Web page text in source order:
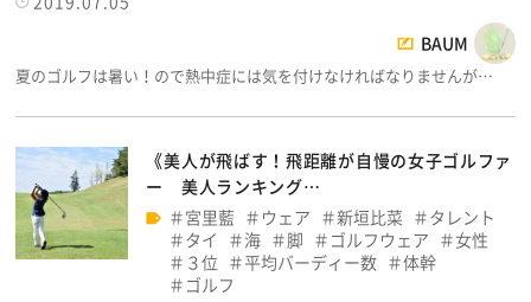
BAUM
夏のゴルフは暑い！ので熱中症には気を付けなければなりませんが…
《美人が飛ばす！飛距離が自慢の女子ゴルファ
ー 美人ランキング…
宮里藍
ウェア 新垣比菜
タレント
タイ
海 脚 ゴルフウェア
女性
３位
平均バーディー数
体幹
ゴルフ